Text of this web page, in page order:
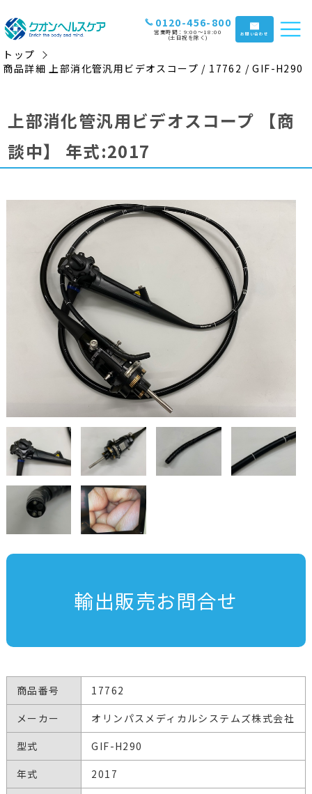
0120-456-800
営業時間：9:00〜18:00
(土日祝を除く) お問い合わせ
トップ
商品詳細 上部消化管汎用ビデオスコープ / 17762 / GIF-H290
上部消化管汎用ビデオスコープ
【商
談中】
年式:2017
輸出販売お問合せ
商品番号
17762
メーカー
オリンパスメディカルシステムズ株式会社
型式
GIF-H290
年式
2017